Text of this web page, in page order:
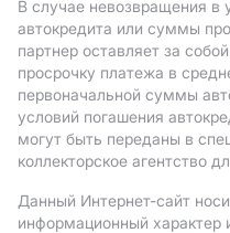
В случае невозвращения
автокредита или суммы
партнер оставляет за
просрочку платежа в
первоначальной суммы
условий погашения
могут быть переданы в
коллекторское агентство
Данный Интернет-сайт
информационный характер